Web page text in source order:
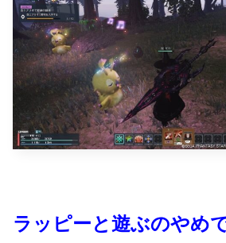
ラッピーと遊ぶのやめ